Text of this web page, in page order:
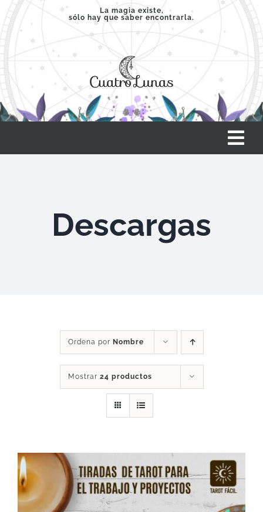
Saltar
contenido
La magia existe,
sólo hay que saber encontrarla.
SERVICIOS
ARTÍCULOS
Carrito
Descargas
Ordena por Nombre
Mostrar 24 productos